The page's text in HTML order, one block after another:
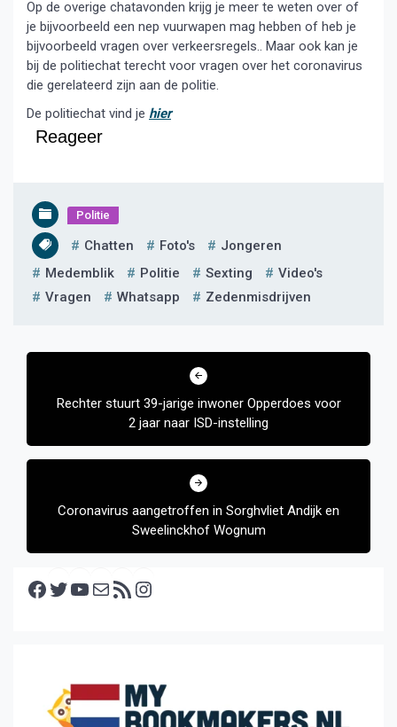
Op de overige chatavonden krijg je meer te weten over of
je bijvoorbeeld een nep vuurwapen mag hebben of heb je
bijvoorbeeld vragen over verkeersregels.. Maar ook kan je
bij de politiechat terecht voor vragen over het coronavirus
die gerelateerd zijn aan de politie.
De politiechat vind je hier
Reageer
Politie
Chatten Foto's
Jongeren
Medemblik
Politie Sexting
Video's
Vragen
Whatsapp Zedenmisdrijven
Bericht
Rechter stuurt 39-jarige inwoner Opperdoes voor
2 jaar naar ISD-instelling
Coronavirus aangetroffen in Sorghvliet Andijk en
Sweelinckhof Wognum
Facebook Twitter YouTube E-mail RSS feed